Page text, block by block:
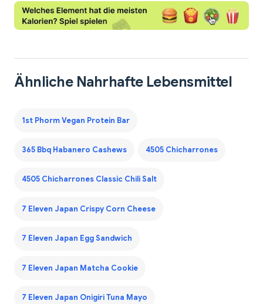
Ähnliche Nahrhafte Lebensmittel
1st Phorm Vegan Protein Bar
365 Bbq Habanero Cashews 4505 Chicharrones
4505 Chicharrones Classic Chili Salt
7 Eleven Japan Crispy Corn Cheese
7 Eleven Japan Egg Sandwich
7 Eleven Japan Matcha Cookie
7 Eleven Japan Onigiri Tuna Mayo